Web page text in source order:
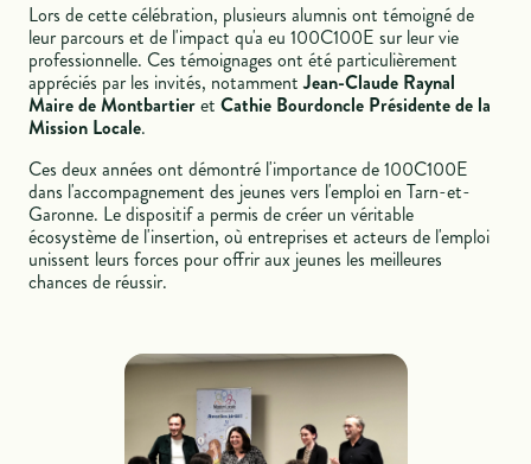
Lors de cette célébration, plusieurs alumnis ont témoigné de
leur parcours et de l'impact qu'a eu 100C100E sur leur vie
professionnelle. Ces témoignages ont été particulièrement
appréciés par les invités, notammentJean-Claude Raynal
Maire de MontbartieretCathie Bourdoncle Présidente de la
Mission Locale.
Ces deux années ont démontré l'importance de 100C100E
dans l'accompagnement des jeunes vers l'emploi en Tarn-et-
Garonne. Le dispositif a permis de créer un véritable
écosystème de l'insertion, où entreprises et acteurs de l'emploi
unissent leurs forces pour offrir aux jeunes les meilleures
chances de réussir.